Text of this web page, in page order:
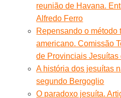
reunião de Havana.
Alfredo Ferro
Repensando o método
americano. Comissão
de Provinciais Jesuítas
A história dos jesuítas
segundo Bergoglio
O paradoxo jesuíta.